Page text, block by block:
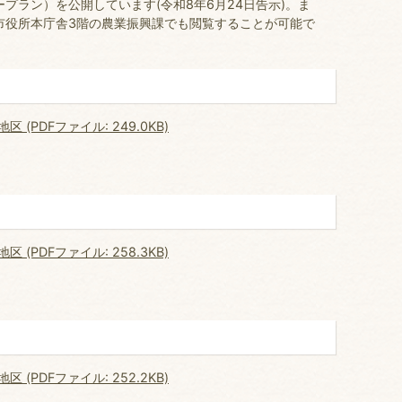
ラン）を公開しています(令和8年6月24日告示)。ま
所本庁舎3階の農業振興課でも閲覧することが可能で
区 (PDFファイル: 249.0KB)
区 (PDFファイル: 258.3KB)
区 (PDFファイル: 252.2KB)